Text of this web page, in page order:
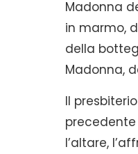
Madonna
in marmo,
della
Madonna,
Il
l’altare,